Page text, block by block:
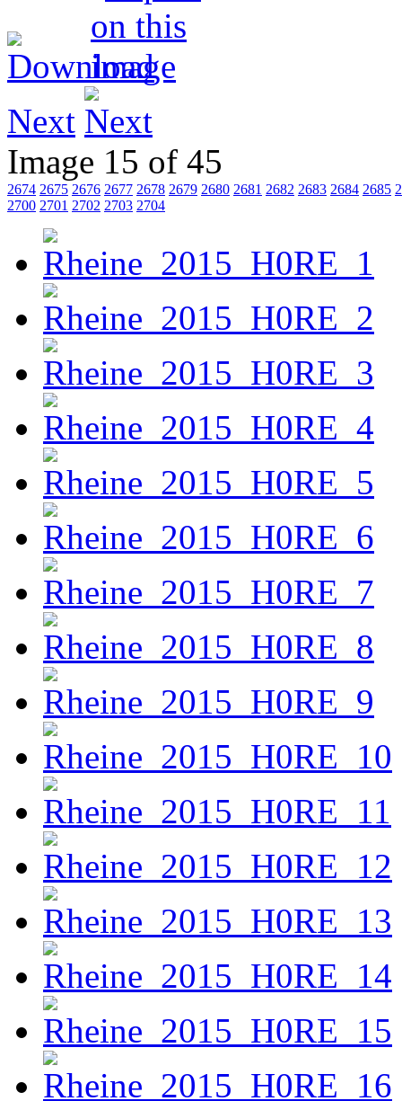
Next
Image 15 of 45
2674 2675 2676 2677 2678 2679 2680 2681 2682 2683 2684 2685
2700 2701 2702 2703 2704